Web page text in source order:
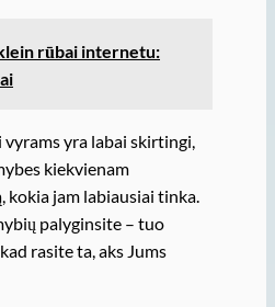
rūbai internetu:
yra labai skirtingi,
kiekvienam
kokia jam labiausiai tinka.
palyginsite – tuo
rasite ta, aks Jums